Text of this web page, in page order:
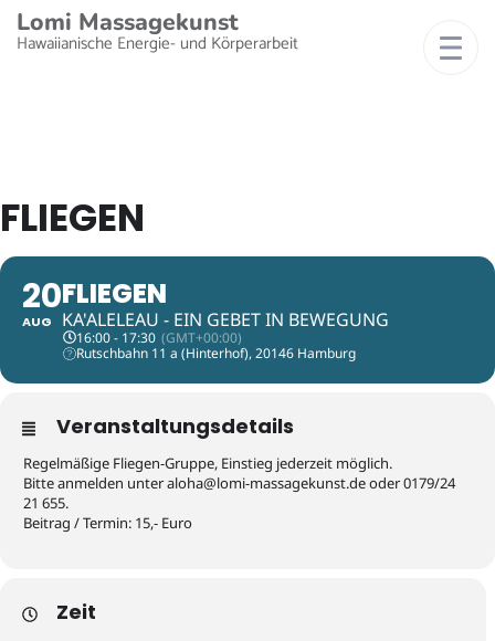
Lomi Massagekunst
Hawaiianische Energie- und Körperarbeit
FLIEGEN
20
AUG
FLIEGEN
KA'ALELEAU - EIN GEBET IN BEWEGUNG
16:00 - 17:30 (GMT+00:00)
Rutschbahn 11 a (Hinterhof), 20146 Hamburg
Veranstaltungsdetails
Regelmäßige Fliegen-Gruppe, Einstieg jederzeit möglich.
Bitte anmelden unter
ed.ts
nukeg
assam
-imol
@ahol
a
oder 0179/24
21 655.
Beitrag / Termin: 15,- Euro
Zeit